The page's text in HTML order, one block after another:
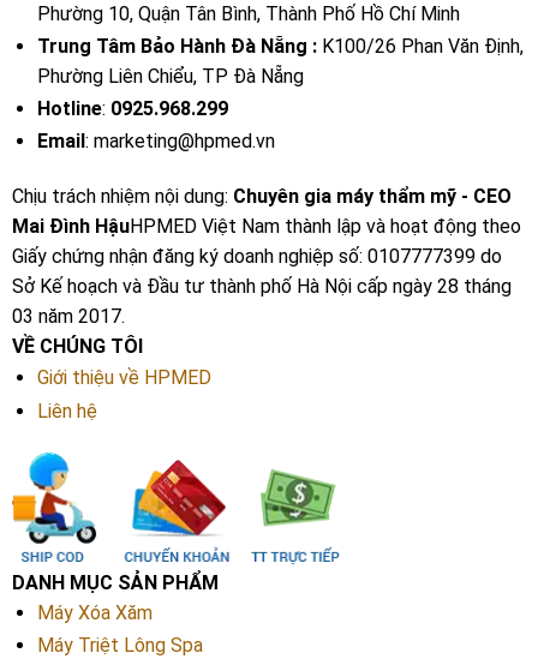
Phường 10, Quận Tân Bình, Thành Phố Hồ Chí Minh
Trung Tâm Bảo Hành Đà Nẵng :K100/26 Phan Văn Định,
Phường Liên Chiểu, TP Đà Nẵng
Hotline: 0925.968.299
Email: marketing@hpmed.vn
Chịu trách nhiệm nội dung: Chuyên gia máy thẩm mỹ - CEO
Mai Đình HậuHPMED Việt Nam thành lập và hoạt động theo
Giấy chứng nhận đăng ký doanh nghiệp số: 0107777399 do
Sở Kế hoạch và Đầu tư thành phố Hà Nội cấp ngày 28 tháng
03 năm 2017.
VỀ CHÚNG TÔI
Giới thiệu về HPMED
Liên hệ
DANH MỤC SẢN PHẨM
Máy Xóa Xăm
Máy Triệt Lông Spa